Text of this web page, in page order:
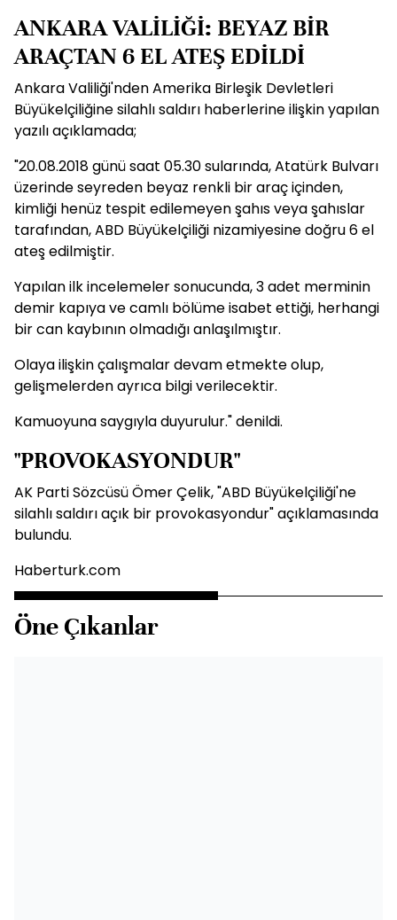
ANKARA VALİLİĞİ: BEYAZ BİR
ARAÇTAN 6 EL ATEŞ EDİLDİ
Ankara Valiliği'nden Amerika Birleşik Devletleri
Büyükelçiliğine silahlı saldırı haberlerine ilişkin yapılan
yazılı açıklamada;
"20.08.2018 günü saat 05.30 sularında, Atatürk Bulvarı
üzerinde seyreden beyaz renkli bir araç içinden,
kimliği henüz tespit edilemeyen şahıs veya şahıslar
tarafından, ABD Büyükelçiliği nizamiyesine doğru 6 el
ateş edilmiştir.
Yapılan ilk incelemeler sonucunda, 3 adet merminin
demir kapıya ve camlı bölüme isabet ettiği, herhangi
bir can kaybının olmadığı anlaşılmıştır.
Olaya ilişkin çalışmalar devam etmekte olup,
gelişmelerden ayrıca bilgi verilecektir.
Kamuoyuna saygıyla duyurulur." denildi.
"PROVOKASYONDUR"
AK Parti Sözcüsü Ömer Çelik, "ABD Büyükelçiliği'ne
silahlı saldırı açık bir provokasyondur" açıklamasında
bulundu.
Haberturk.com
Öne Çıkanlar